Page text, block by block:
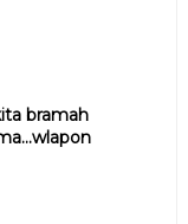
bramah